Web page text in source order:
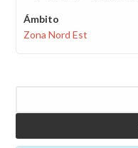
Ámbito
Zona Nord Est